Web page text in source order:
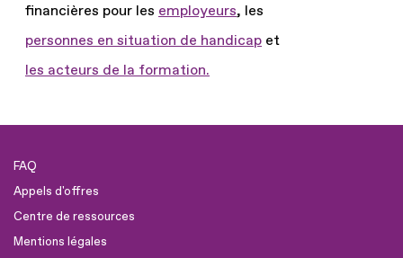
financières pour les employeurs, les
personnes en situation de handicap et
les acteurs de la formation.
FAQ
Appels d'offres
Centre de ressources
Mentions légales